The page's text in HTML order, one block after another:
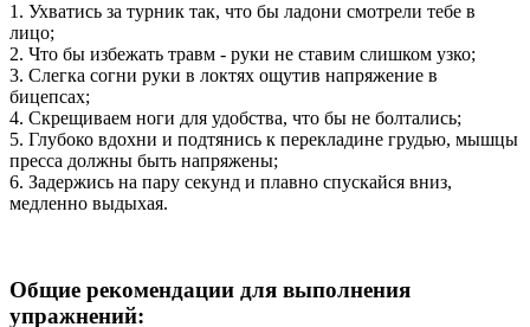
1. Ухватись за турник так, что бы ладони смотрели тебе в
лицо;
2. Что бы избежать травм - руки не ставим слишком узко;
3. Слегка согни руки в локтях ощутив напряжение в
бицепсах;
4. Скрещиваем ноги для удобства, что бы не болтались;
5. Глубоко вдохни и подтянись к перекладине грудью, мышцы
пресса должны быть напряжены;
6. Задержись на пару секунд и плавно спускайся вниз,
медленно выдыхая.
Общие рекомендации для выполнения
упражнений: